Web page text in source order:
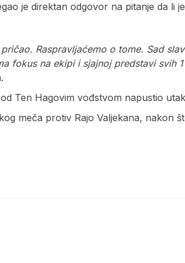
je direktan odgovor na pitanje da li
Raspravljaćemo o tome. Sad
fokus na ekipi i sjajnoj predstavi svih
Ten Hagovim vođstvom napustio
meča protiv Rajo Valjekana, nakon